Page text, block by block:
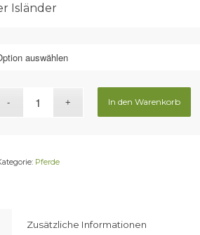
Isländer
In den Warenkorb
Pferde
Zusätzliche Informationen